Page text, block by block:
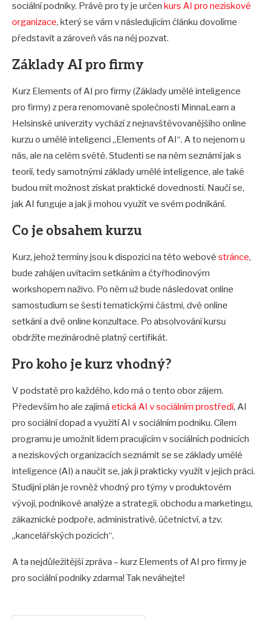
sociální podniky. Právě pro ty je určen kurs AI pro neziskové
organizace, který se vám v následujícím článku dovolíme
představit a zároveň vás na něj pozvat.
Základy AI pro firmy
Kurz Elements of AI pro firmy (Základy umělé inteligence
pro firmy) z pera renomované společnosti MinnaLearn a
Helsinské univerzity vychází z nejnavštěvovanějšího online
kurzu o umělé inteligenci „Elements of AI“. A to nejenom u
nás, ale na celém světě. Studenti se na něm seznámí jak s
teorií, tedy samotnými základy umělé inteligence, ale také
budou mít možnost získat praktické dovednosti. Naučí se,
jak AI funguje a jak ji mohou využít ve svém podnikání.
Co je obsahem kurzu
Kurz, jehož termíny jsou k dispozici na této webové stránce,
bude zahájen uvítacím setkáním a čtyřhodinovým
workshopem naživo. Po něm už bude následovat online
samostudium se šesti tematickými částmi, dvě online
setkání a dvě online konzultace. Po absolvování kursu
obdržíte mezinárodně platný certifikát.
Pro koho je kurz vhodný?
V podstatě pro každého, kdo má o tento obor zájem.
Především ho ale zajímá etická AI v sociálním prostředí, AI
pro sociální dopad a využití AI v sociálním podniku. Cílem
programu je umožnit lidem pracujícím v sociálních podnicích
a neziskových organizacích seznámit se se základy umělé
inteligence (AI) a naučit se, jak ji prakticky využít v jejich práci.
Studijní plán je rovněž vhodný pro týmy v produktovém
vývoji, podnikové analýze a strategii, obchodu a marketingu,
zákaznické podpoře, administrativě, účetnictví, a tzv.
„kancelářských pozicích“.
A ta nejdůležitější zpráva – kurz Elements of AI pro firmy je
pro sociální podniky zdarma! Tak neváhejte!